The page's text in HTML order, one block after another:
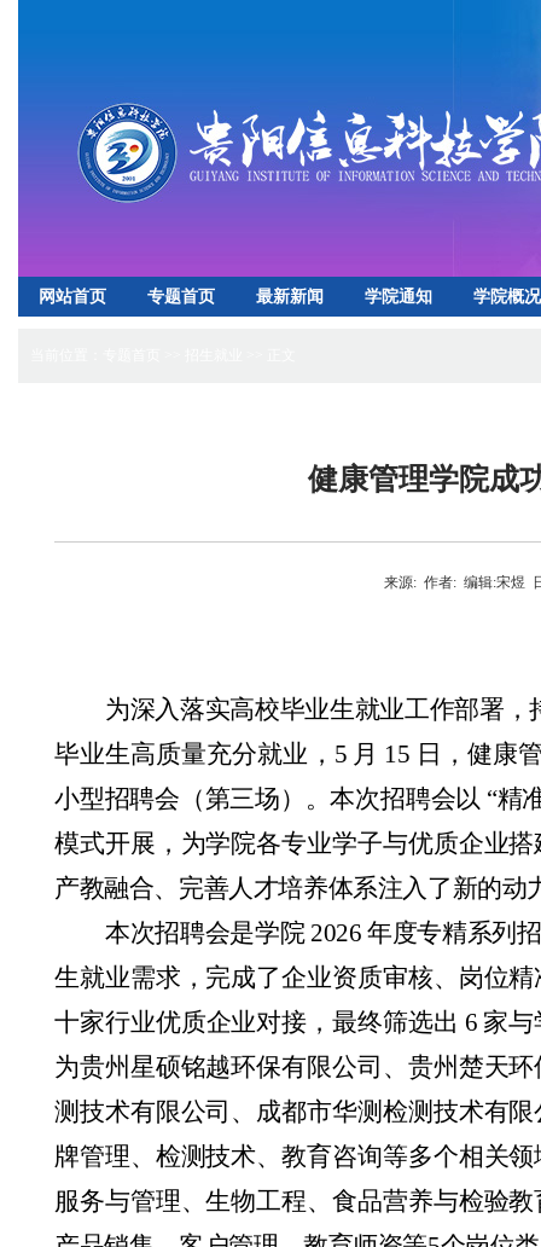
网站首页 专题首页 最新新闻 学院通知 学院概况
健康管理学院成
来源:作者:编辑:宋煜
为深入落实高校毕业生就业工作部署
毕业生高质量充分就业， 5 月 15 日，健康
小型招聘会（第三场）。本次招聘会以 “精
模式开展，为学院各专业学子与优质企业
产教融合、完善人才培养体系注入了新的动
本次招聘会是学院2026 年度专精系列
生就业需求，完成了企业资质审核、岗位
十家行业优质企业对接，最终筛选出 6 家与
为贵州星硕铭越环保有限公司、贵州楚天
测技术有限公司、成都市华测检测技术有限
牌管理、检测技术、教育咨询等多个相关领
服务与管理、生物工程、食品营养与检验